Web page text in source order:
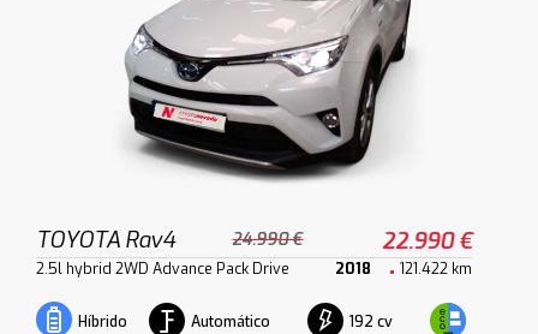
TOYOTA Rav4 24.990 € 22.990 €
2.5l hybrid 2WD Advance Pack Drive 2018 121.422 km
Híbrido Automático 192 cv